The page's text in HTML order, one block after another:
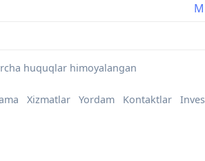
huquqlar himoyalangan
Xizmatlar Yordam Kontaktlar